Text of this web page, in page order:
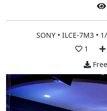
SONY • ILCE-7M3 •
1